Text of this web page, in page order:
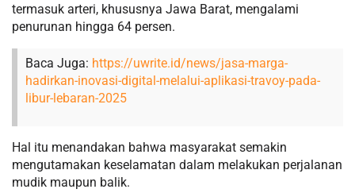
termasuk arteri, khususnya Jawa Barat, mengalami
penurunan hingga 64 persen.
Baca Juga: https://uwrite.id/news/jasa-marga-
hadirkan-inovasi-digital-melalui-aplikasi-travoy-pada-
libur-lebaran-2025
Hal itu menandakan bahwa masyarakat semakin
mengutamakan keselamatan dalam melakukan perjalanan
mudik maupun balik.